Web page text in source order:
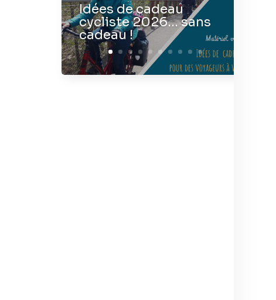
Idées de cadeau
cycliste 2026… sans
cadeau !